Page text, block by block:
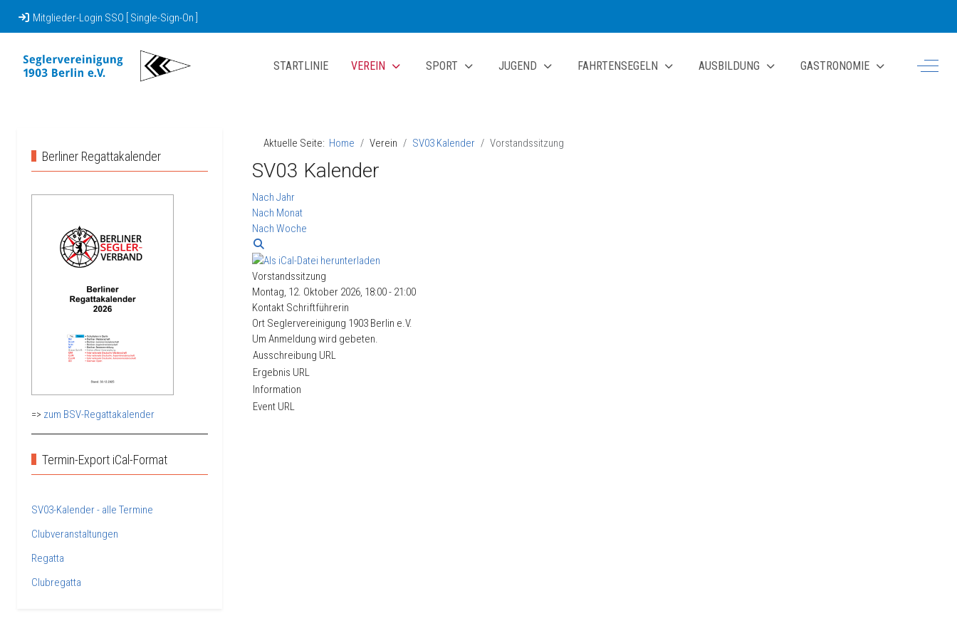
Mitglieder-Login SSO [ Single-Sign-On ]
STARTLINIE VEREIN SPORT JUGEND FAHRTENSEGELN AUSBILDUNG GASTRONOMIE Off-
Berliner Regattakalender
=> zum BSV-Regattakalender
Termin-Export iCal-Format
SV03-Kalender - alle Termine
Clubveranstaltungen
Regatta
Clubregatta
Aktuelle Seite: Home Verein SV03 Kalender Vorstandssitzung
SV03 Kalender
Nach Jahr
Nach Monat
Nach Woche
Vorstandssitzung
Montag, 12. Oktober 2026, 18:00 - 21:00
Kontakt Schriftführerin
Ort Seglervereinigung 1903 Berlin e.V.
Um Anmeldung wird gebeten.
Ausschreibung URL
Ergebnis URL
Information
Event URL